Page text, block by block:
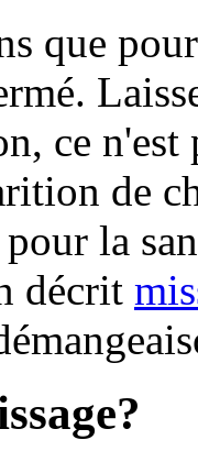
que
ce
de
pour la
décrit